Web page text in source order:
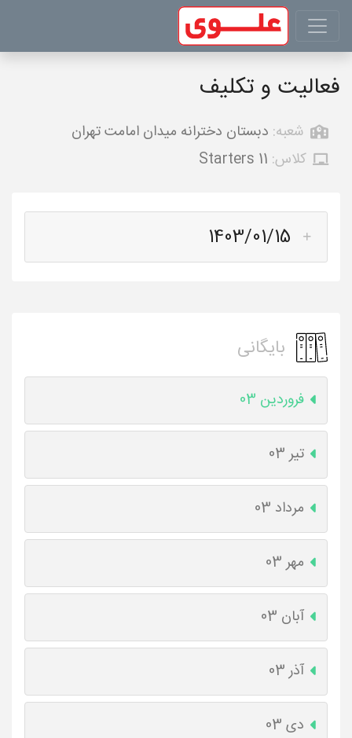
فعالیت و تکلیف
شعبه: دبستان دخترانه میدان امامت تهران
کلاس: Starters 11
1403/01/15
بایگانی
فروردین 03
تیر 03
مرداد 03
مهر 03
آبان 03
آذر 03
دی 03